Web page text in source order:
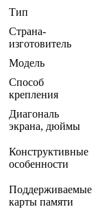
Тип
Страна-
изготовитель
Модель
Способ
крепления
Диагональ
экрана, дюймы
Конструктивные
особенности
Поддерживаемые
карты памяти